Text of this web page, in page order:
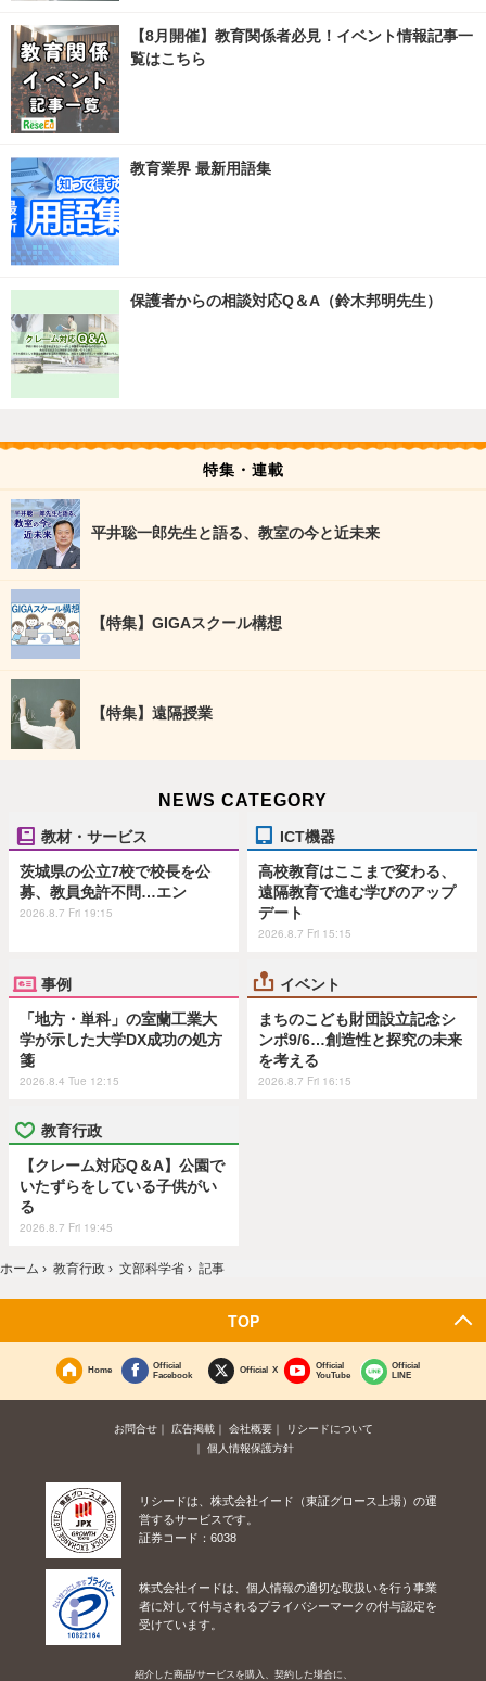
【8月開催】教育関係者必見！イベント情報記事一
覧はこちら
教育業界 最新用語集
保護者からの相談対応Q＆A（鈴木邦明先生）
特集・連載
平井聡一郎先生と語る、教室の今と近未来
【特集】GIGAスクール構想
【特集】遠隔授業
NEWS CATEGORY
教材・サービス
茨城県の公立7校で校長を公
募、教員免許不問…エン
2026.8.7 Fri 19:15
ICT機器
高校教育はここまで変わる、
遠隔教育で進む学びのアップ
デート
2026.8.7 Fri 15:15
事例
「地方・単科」の室蘭工業大
学が示した大学DX成功の処方
箋
2026.8.4 Tue 12:15
イベント
まちのこども財団設立記念シ
ンポ9/6…創造性と探究の未来
を考える
2026.8.7 Fri 16:15
教育行政
【クレーム対応Q＆A】公園で
いたずらをしている子供がい
る
2026.8.7 Fri 19:45
ホーム › 教育行政 › 文部科学省 › 記事
TOP
Home
Official
Facebook
Official X
Official
YouTube
Official
LINE
お問合せ 広告掲載 会社概要
リシードについて
個人情報保護方針
リシードは、株式会社イード（東証グロース上場）の運
営するサービスです。
証券コード：6038
株式会社イードは、個人情報の適切な取扱いを行う事業
者に対して付与されるプライバシーマークの付与認定を
受けています。
紹介した商品/サービスを購入、契約した場合に、